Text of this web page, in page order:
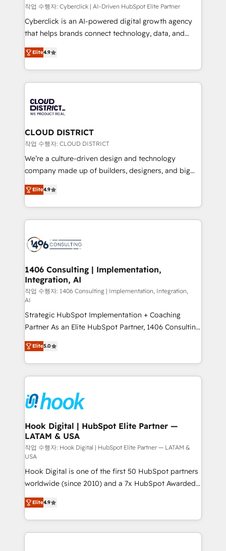
commercialization, real estate, health, education,
SaaS, Software Dev & IT and consulting, make the
most out of their HubSpot experience operating in
America. From casual user to super fan: make
HubSpot an experience you LOVE!
작업 수행자: Cyberclick | AI-Driven HubSpot Elite Partner
Cyberclick is an AI-powered digital growth agency
that helps brands connect technology, data, and
creativity to achieve measurable results. Founded in
Barcelona and operating across Spain, LATAM, and
the UK, we support global companies in building
smarter marketing, sales, and customer success
Iberia (Spain & Portugal), we combine human insight
with intelligent automation to drive sustainable
growth. Our multidisciplinary team designs solutions
that simplify complexity, boost performance, and
turn innovation into real impact. 🌍 Highlights •
HubSpot Partner since 2012 • 2022 EMEA Impact
projects • Clients in 30+ industries • Proprietary
technology for integrations • Multilingual team:
Elite4.9
CLOUD DISTRICT
작업 수행자: CLOUD DISTRICT
We’re a culture-driven design and technology
company made up of builders, designers, and big
thinkers. We blend strategy, design, and
development—always fueled by curiosity—to turn
ideas, opportunities, and challenges into meaningful
experiences. To us, technology is more than just
and—most importantly—simple. That’s why we lean
products and strategies that actually make a
difference.
Elite4.9
1406 Consulting | Implementation,
Integration, AI
작업 수행자: 1406 Consulting | Implementation, Integration,
AI
Strategic HubSpot Implementation + Coaching
Partner As an Elite HubSpot Partner, 1406 Consulting
helps mid-market revenue teams transform how
they sell, market, and serve. We don't just build your
HubSpot—we teach your team to own it, then stay
to help you keep winning. What We Do ⚙️ CRM
Data & Content 📈 Sales & Marketing Alignment +
Revenue Team Enablement 🤖 Breeze AI & Custom
Agent Creation 🔄 Custom Integrations & Data
Migration Why 1406 We become part of your team.
Your team learns while we build. We fix what others
broke. Built for mid-market reality—practical
solutions that work with your actual headcount and
constraints. By the Numbers 🏆 Top 1% of all
HubSpot partners 🔄 Top 5% globally in client
retention 📅 8+ years of consistent results since 2017
Who We Serve Revenue teams, marketing leaders,
and sales ops at mid-market companies ready to
Elite5.0
Hook Digital | HubSpot Elite Partner —
LATAM & USA
작업 수행자: Hook Digital | HubSpot Elite Partner — LATAM &
USA
Hook Digital is one of the first 50 HubSpot partners
worldwide (since 2010) and a 7x HubSpot Awarded
Elite Partner. With 500+ projects across the U.S.,
Brazil, and LATAM, we combine global expertise with
regional experience. Today, we are Brazil’s largest
HubSpot Elite Partner—trusted by companies across
Elite4.9